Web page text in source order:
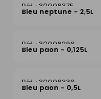
30008375
Bleu neptune - 2,5L
30008296
Bleu paon - 0,125L
30008336
Bleu paon - 0,5L